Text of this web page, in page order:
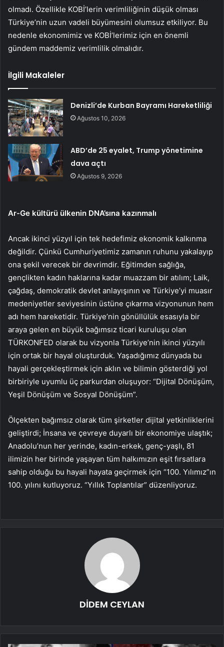
olmadı. Özellikle KOBİ’lerin verimliliğinin düşük olması
Türkiye’nin uzun vadeli büyümesini olumsuz etkiliyor. Bu
nedenle ekonomimiz ve KOBİ’lerimiz için en önemli
gündem maddemiz verimlilik olmalıdır.
İlgili Makaleler
Denizli’de Kurban Bayramı Hareketliliği
Ağustos 10, 2026
ABD’de 25 eyalet, Trump yönetimine
dava açtı
Ağustos 9, 2026
Ar-Ge kültürü ülkenin DNA’sına kazınmalı
Ancak ikinci yüzyıl için tek hedefimiz ekonomik kalkınma
değildir. Çünkü Cumhuriyetimiz zamanın ruhunu yakalayıp
ona şekil verecek bir devrimdir. Eğitimden sağlığa,
gençlikten kadın haklarına kadar muazzam bir atılım; Laik,
çağdaş, demokratik devlet anlayışının ve Türkiye’yi muasır
medeniyetler seviyesinin üstüne çıkarma vizyonunun hem
adı hem hareketidir. Türkiye’nin gönüllülük esasıyla bir
araya gelen en büyük bağımsız ticari kuruluşu olan
TÜRKONFED olarak bu vizyonla Türkiye’nin ikinci yüzyılı
için ortak bir hayal oluşturduk. Yaşadığımız dünyada bu
hayali gerçekleştirmek için aklın ve bilimin gösterdiği yol
birbiriyle uyumlu üç parkurdan oluşuyor: “Dijital Dönüşüm,
Yeşil Dönüşüm ve Sosyal Dönüşüm”.
Ölçekten bağımsız olarak tüm şirketler dijital yetkinliklerini
geliştirdi; İnsana ve çevreye duyarlı bir ekonomiye ulaştık;
Anadolu’nun her yerinde, kadın-erkek, genç-yaşlı, 81
ilimizin her birinde yaşayan tüm halkımızın eşit fırsatlara
sahip olduğu bu hayali hayata geçirmek için “100. Yılımız”ın
100. yılını kutluyoruz. “Yıllık Toplantılar” düzenliyoruz.
DİDEM CEYLAN